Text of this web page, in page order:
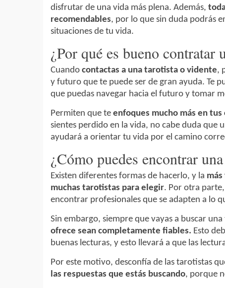
disfrutar de una vida más plena. Además,
recomendables, por lo que sin duda podrás
situaciones de tu vida.
¿Por qué es bueno contratar
Cuando contactas a una tarotista o vidente,
y futuro que te puede ser de gran ayuda. Te
que puedas navegar hacia el futuro y tomar
Permiten que te enfoques mucho más en
sientes perdido en la vida, no cabe duda que
ayudará a orientar tu vida por el camino
¿Cómo puedes encontrar
Existen diferentes formas de hacerlo, y la
muchas tarotistas para elegir. Por otra
encontrar profesionales que se adapten a lo
Sin embargo, siempre que vayas a buscar
ofrece sean completamente fiables. Esto
buenas lecturas, y esto llevará a que las
Por este motivo, desconfía de las tarotistas
las respuestas que estás buscando, porque